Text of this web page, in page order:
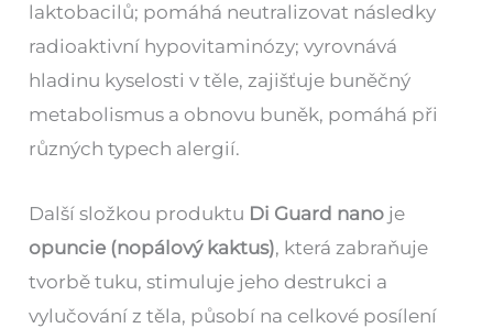
laktobacilů; pomáhá neutralizovat následky
radioaktivní hypovitaminózy; vyrovnává
hladinu kyselosti v těle, zajišťuje buněčný
metabolismus a obnovu buněk, pomáhá při
různých typech alergií.
Další složkou produktu Di Guard nano je
opuncie (nopálový kaktus), která zabraňuje
tvorbě tuku, stimuluje jeho destrukci a
vylučování z těla, působí na celkové posílení